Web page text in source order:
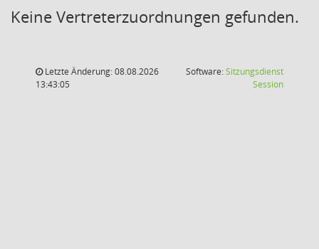
Keine Vertreterzuordnungen gefunden.
Letzte Änderung: 08.08.2026
13:43:05
Software:Sitzungsdienst
Session(Wird in